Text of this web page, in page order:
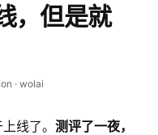
，但是就
· wolai
线了。 测评了一夜，